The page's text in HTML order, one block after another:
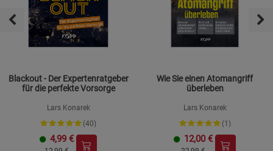
Blackout - Der Expertenratgeber
für die perfekte Vorsorge
Lars Konarek
(40)
4,99 €
Wie Sie einen Atomangriff
überleben
Lars Konarek
(1)
12,00 €